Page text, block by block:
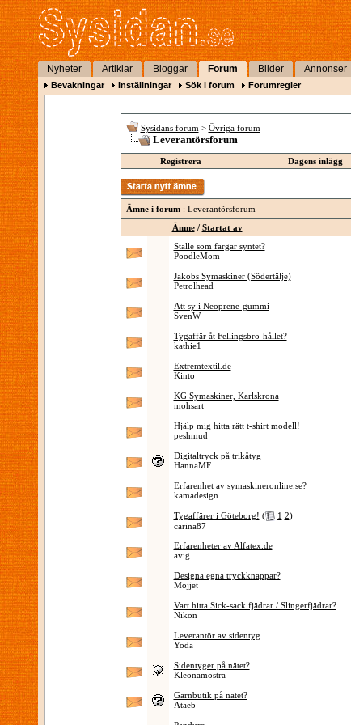
Nyheter Artiklar Bloggar Forum Bilder Annonser
Bevakningar Inställningar Sök i forum Forumregler
Sysidans forum > Övriga forum
Leverantörsforum
Registrera
Dagens inlägg
Ämne i forum: Leverantörsforum
Ämne/ Startat av
Ställe som färgar syntet?
PoodleMom
Jakobs Symaskiner (Södertälje)
Petrolhead
Att sy i Neoprene-gummi
SvenW
Tygaffär åt Fellingsbro-hållet?
kathie1
Extremtextil.de
Kinto
KG Symaskiner, Karlskrona
mohsart
Hjälp mig hitta rätt t-shirt modell!
peshmud
Digitaltryck på trikåtyg
HannaMF
Erfarenhet av symaskineronline.se?
kamadesign
Tygaffärer i Göteborg! ( 1 2)
carina87
Erfarenheter av Alfatex.de
avig
Designa egna tryckknappar?
Mojjet
Vart hitta Sick-sack fjädrar / Slingerfjädrar?
Nikon
Leverantör av sidentyg
Yoda
Sidentyger på nätet?
Kleonamostra
Garnbutik på nätet?
Ataeb